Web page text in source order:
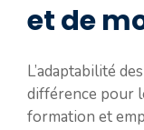
et de
L’adaptabilité
différence pour
formation et